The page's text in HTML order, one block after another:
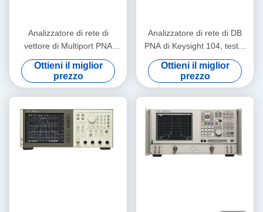
Analizzatore di rete di
vettore di Multiport PNA
Keysight Agilent E8362B
10MHz-20GHz
Ottieni il miglior
prezzo
Analizzatore di rete di DB
PNA di Keysight 104, tester
di Agilent E8364B VNA
Ottieni il miglior
prezzo